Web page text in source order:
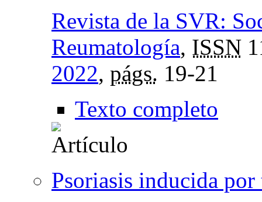
Revista de la SVR:
Reumatología, ISSN
2022, págs. 19-21
Texto completo
Psoriasis inducida